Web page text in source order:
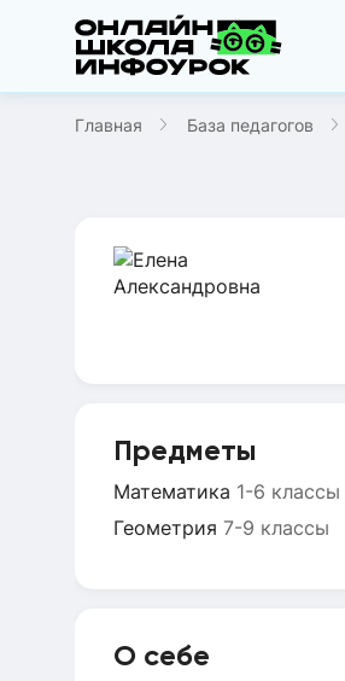
Главная База педагогов
Предметы
Математика 1-6 классы
Геометрия 7-9 классы
О себе